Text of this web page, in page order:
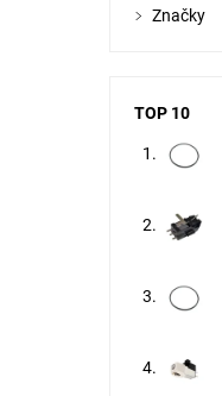
Značky
TOP 10